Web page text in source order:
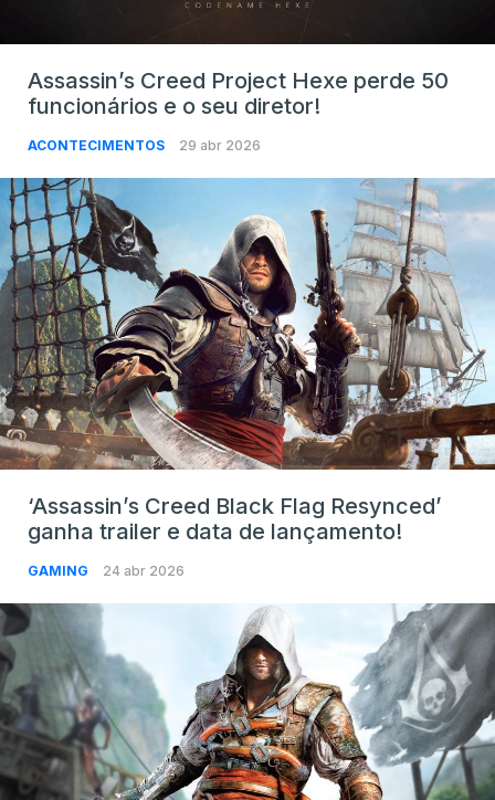
Assassin’s Creed Project Hexe perde 50
funcionários e o seu diretor!
ACONTECIMENTOS 29 abr 2026
‘Assassin’s Creed Black Flag Resynced’
ganha trailer e data de lançamento!
GAMING 24 abr 2026